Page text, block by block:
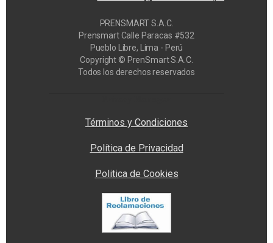
PRENSMART S.A.C.
Prensmart Calle Paracas #532
Pueblo Libre, Lima - Perú
Copyright © PrenSmart S.A.C.
Todos los derechos reservados
Términos y Condiciones
Política de Privacidad
Politica de Cookies